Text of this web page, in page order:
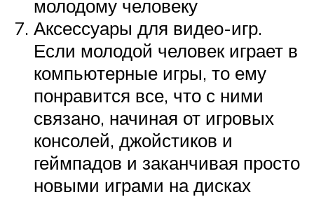
молодому человеку
Аксессуары для видео-игр.
Если молодой человек играет в
компьютерные игры, то ему
понравится все, что с ними
связано, начиная от игровых
консолей, джойстиков и
геймпадов и заканчивая просто
новыми играми на дисках